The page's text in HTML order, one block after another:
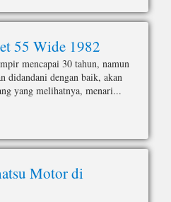
55 Wide 1982
mencapai 30 tahun, namun
didandani dengan baik, akan
yang melihatnya, menari...
Motor di